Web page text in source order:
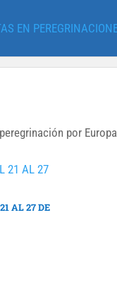
por Europa
AL 27 DE